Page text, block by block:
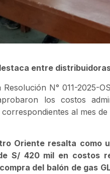
entre
N° 011-2025-
los costos
correspondientes al mes
Oriente resalta como
S/ 420 mil en costos
del balón de gas